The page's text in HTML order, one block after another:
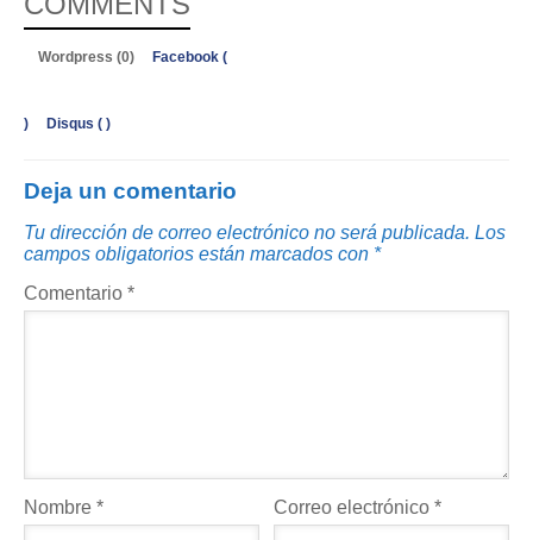
Wordpress (0) Facebook (
) Disqus ( )
Deja un comentario
Tu dirección de correo electrónico no será publicada. Los
campos obligatorios están marcados con *
Comentario *
Nombre * Correo electrónico*